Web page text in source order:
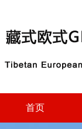
首页